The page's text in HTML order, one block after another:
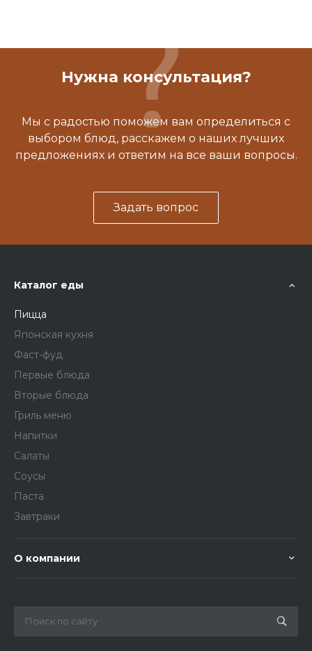
Нужна консультация?
Мы с радостью поможем вам определиться с
выбором блюд, расскажем о наших лучших
предложениях и ответим на все ваши вопросы.
Задать вопрос
Каталог еды
Пицца
Японская кухня
Фаст-фуд
Первые блюда
Вторые блюда
Гриль меню
Напитки
Салаты
Соусы
Паста
Завтраки
О компании